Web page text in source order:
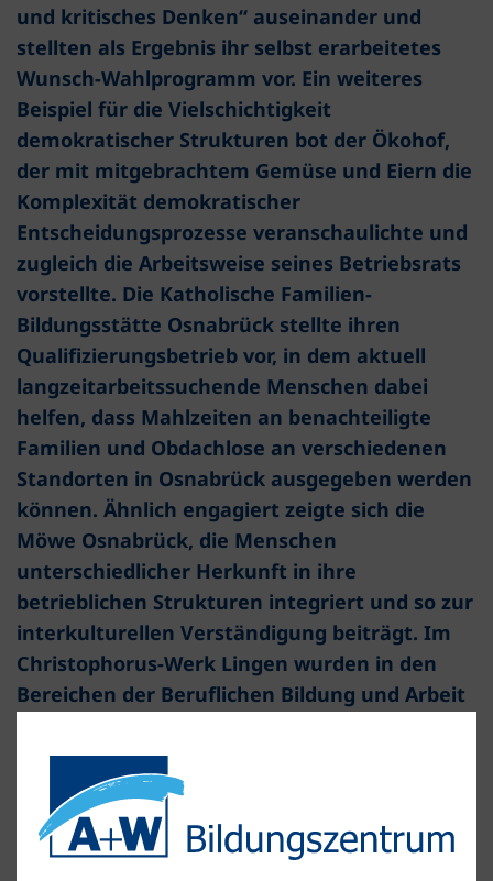
und kritisches Denken“ auseinander und
stellten als Ergebnis ihr selbst erarbeitetes
Wunsch-Wahlprogramm vor. Ein weiteres
Beispiel für die Vielschichtigkeit
demokratischer Strukturen bot der Ökohof,
der mit mitgebrachtem Gemüse und Eiern die
Komplexität demokratischer
Entscheidungsprozesse veranschaulichte und
zugleich die Arbeitsweise seines Betriebsrats
vorstellte. Die Katholische Familien-
Bildungsstätte Osnabrück stellte ihren
Qualifizierungsbetrieb vor, in dem aktuell
langzeitarbeitssuchende Menschen dabei
helfen, dass Mahlzeiten an benachteiligte
Familien und Obdachlose an verschiedenen
Standorten in Osnabrück ausgegeben werden
können. Ähnlich engagiert zeigte sich die
Möwe Osnabrück, die Menschen
unterschiedlicher Herkunft in ihre
betrieblichen Strukturen integriert und so zur
interkulturellen Verständigung beiträgt. Im
Christophorus-Werk Lingen wurden in den
Bereichen der Beruflichen Bildung und Arbeit
unterschiedlichste Projekte zum Thema
Demokratie durchgeführt. Auch der
Caritasverband Osnabrück, der Bund der
Deutschen Katholischen Jugend (BDKJ) und